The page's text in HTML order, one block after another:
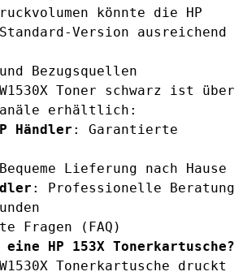
könnte die HP
Version ausreichend
Bezugsquellen
Toner schwarz ist über
erhältlich:
Händler : Garantierte
Lieferung nach Hause
: Professionelle Beratung
Fragen (FAQ)
HP 153X Tonerkartusche?
Tonerkartusche druckt